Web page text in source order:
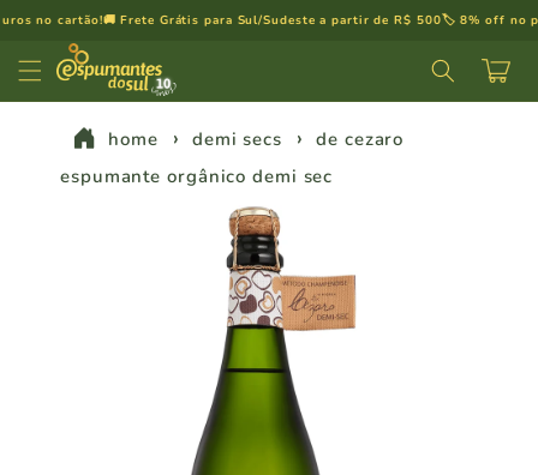
para o
conteúdo
no cartão!🚚 Frete Grátis para Sul/Sudeste a partir de R$ 500🏷️ 8% off no pix
home demi secs
de cezaro
espumante orgânico demi sec